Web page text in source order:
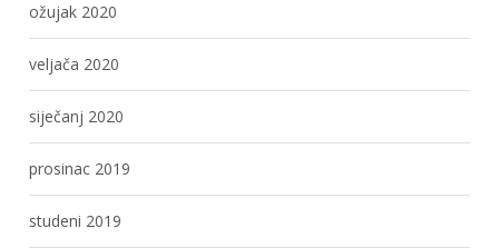
ožujak 2020
veljača 2020
siječanj 2020
prosinac 2019
studeni 2019